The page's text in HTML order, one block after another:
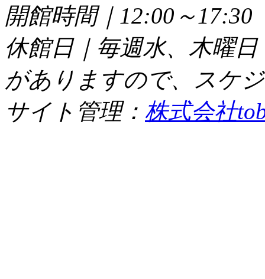
開館時間｜12:00～
休館日｜毎週水、木曜
がありますので、スケ
サイト管理： 株式会社